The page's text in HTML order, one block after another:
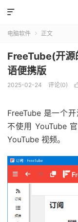

电脑软件  正文
FreeTube(开
语便携版
2025-02-24 评论(0)
FreeTube 是一个
不使用 YouTube
YouTube 视频。